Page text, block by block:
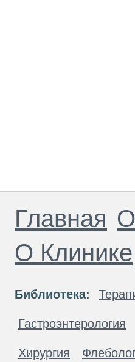
Главная
О Клинике
Библиотека:
Гастроэнтерология
Хирургия